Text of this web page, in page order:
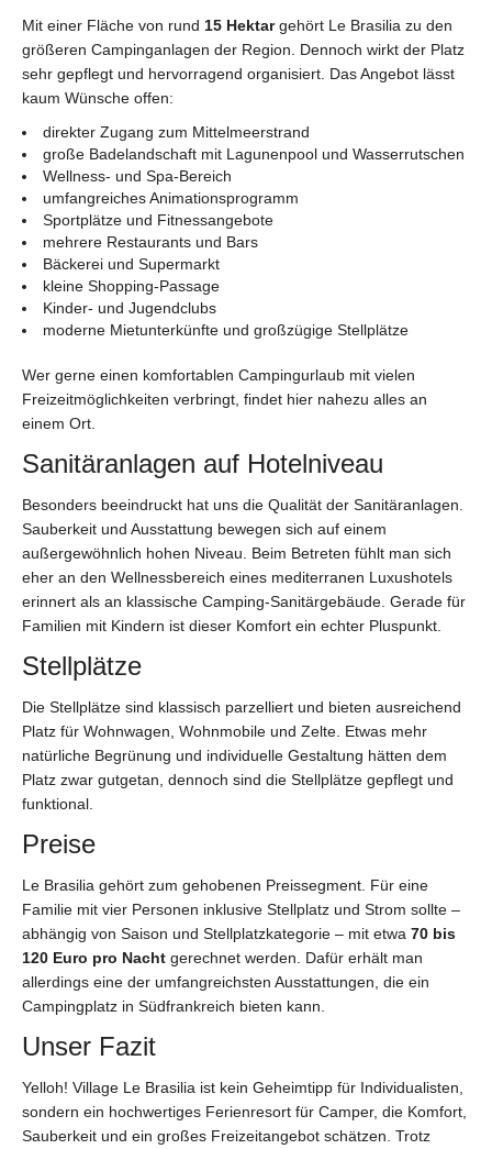
Mit einer Fläche von rund 15 Hektargehört Le Brasilia zu den
größeren Campinganlagen der Region. Dennoch wirkt der Platz
sehr gepflegt und hervorragend organisiert. Das Angebot lässt
kaum Wünsche offen:
direkter Zugang zum Mittelmeerstrand
große Badelandschaft mit Lagunenpool und Wasserrutschen
Wellness- und Spa-Bereich
umfangreiches Animationsprogramm
Sportplätze und Fitnessangebote
mehrere Restaurants und Bars
Bäckerei und Supermarkt
kleine Shopping-Passage
Kinder- und Jugendclubs
moderne Mietunterkünfte und großzügige Stellplätze
Wer gerne einen komfortablen Campingurlaub mit vielen
Freizeitmöglichkeiten verbringt, findet hier nahezu alles an
einem Ort.
Sanitäranlagen auf Hotelniveau
Besonders beeindruckt hat uns die Qualität der Sanitäranlagen.
Sauberkeit und Ausstattung bewegen sich auf einem
außergewöhnlich hohen Niveau. Beim Betreten fühlt man sich
eher an den Wellnessbereich eines mediterranen Luxushotels
erinnert als an klassische Camping-Sanitärgebäude. Gerade für
Familien mit Kindern ist dieser Komfort ein echter Pluspunkt.
Stellplätze
Die Stellplätze sind klassisch parzelliert und bieten ausreichend
Platz für Wohnwagen, Wohnmobile und Zelte. Etwas mehr
natürliche Begrünung und individuelle Gestaltung hätten dem
Platz zwar gutgetan, dennoch sind die Stellplätze gepflegt und
funktional.
Preise
Le Brasilia gehört zum gehobenen Preissegment. Für eine
Familie mit vier Personen inklusive Stellplatz und Strom sollte –
abhängig von Saison und Stellplatzkategorie – mit etwa 70 bis
120 Euro pro Nacht gerechnet werden. Dafür erhält man
allerdings eine der umfangreichsten Ausstattungen, die ein
Campingplatz in Südfrankreich bieten kann.
Unser Fazit
Yelloh! Village Le Brasilia ist kein Geheimtipp für Individualisten,
sondern ein hochwertiges Ferienresort für Camper, die Komfort,
Sauberkeit und ein großes Freizeitangebot schätzen. Trotz